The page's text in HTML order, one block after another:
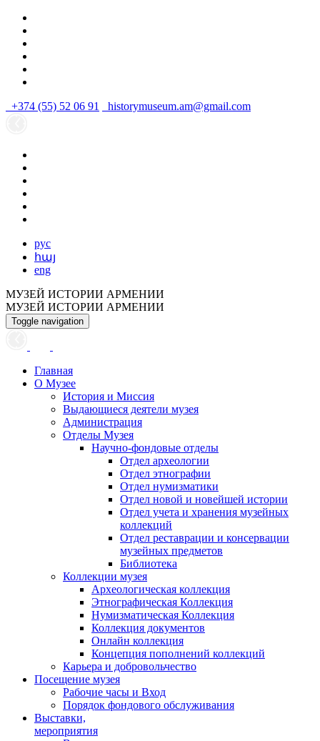
+374 (55) 52 06 91 historymuseum.am@gmail.com
рус
հայ
eng
МУЗЕЙ ИСТОРИИ АРМЕНИИ
МУЗЕЙ ИСТОРИИ АРМЕНИИ
Toggle navigation
Главная
О Музее
История и Миссия
Выдающиеся деятели музея
Администрация
Отделы Музея
Научно-фондовые отделы
Отдел археологии
Отдел этнографии
Отдел нумизматики
Отдел новой и новейшей истории
Отдел учета и хранения музейных
коллекций
Отдел реставрации и консервации
музейных предметов
Библиотека
Коллекции музея
Археологическая коллекция
Этнографическая Коллекция
Нумизматическая Коллекция
Коллекция документов
Онлайн коллекция
Концепция пополнений коллекций
Карьера и добровольчество
Посещение музея
Рабочие часы и Вход
Порядок фондового обслуживания
Выставки,
мероприятия